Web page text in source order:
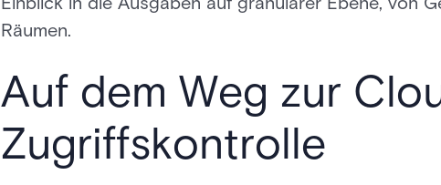
Räumen.
Auf dem Weg zur
Zugriffskontrolle